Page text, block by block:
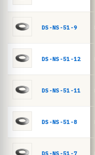
e
n
i
m
platillo
2093
DIN
16983
DS-NS-51-9
DS-NS-51-12
DS-NS-51-11
DS-NS-51-8
DS-NS-51-7